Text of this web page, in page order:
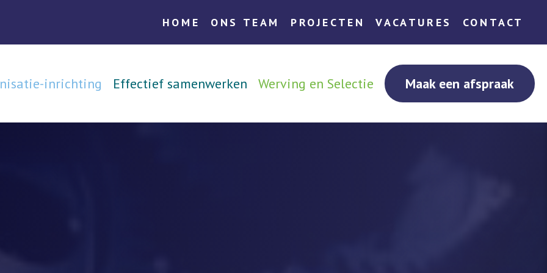
HOME ONS TEAM PROJECTEN VACATURES CONTACT
inrichting Effectief samenwerken Werving en Selectie Maak een afspraak